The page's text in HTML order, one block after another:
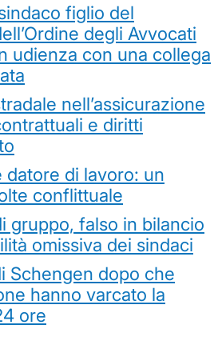
figlio del
degli Avvocati
udienza con una collega
nell’assicurazione
e diritti
datore di lavoro: un
conflittuale
gruppo, falso in bilancio
omissiva dei sindaci
Schengen dopo che
hanno varcato la
ore